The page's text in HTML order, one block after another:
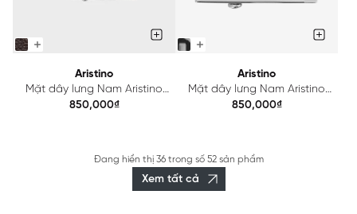
Aristino
Mặt dây lưng Nam Aristino
dáng Dây trượt ABK0020Z
850,000₫
Aristino
Mặt dây lưng Nam Aristino
dáng Dây trượt ABK0030Z
850,000₫
Đang hiển thị 36trong số 52 sản phẩm
Xem tất cả